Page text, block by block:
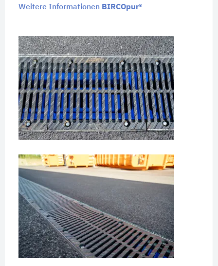
Weitere Informationen BIRCOpur®